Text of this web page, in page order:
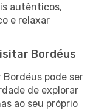
autênticos,
e relaxar
Bordéus
pode ser
de explorar
ao seu próprio